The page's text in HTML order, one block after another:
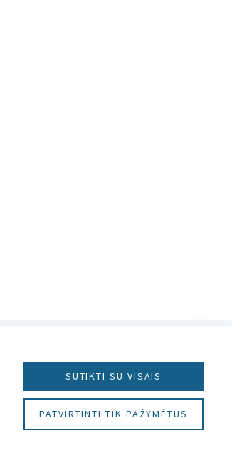
SUTIKTI SU VISAIS
PATVIRTINTI TIK PAŽYMĖTUS